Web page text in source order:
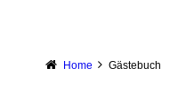
Home Gästebuch